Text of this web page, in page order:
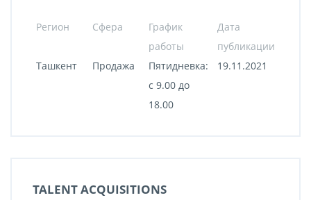
Регион Сфера
График
работы
Дата
публикации
Ташкент
Продажа
Пятидневка:
с 9.00 до
18.00
19.11.2021
TALENT ACQUISITIONS